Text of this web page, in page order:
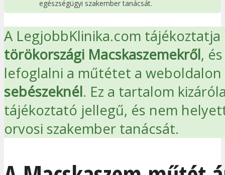
egészségügyi szakember tanácsát.
A LegjobbKlinika.com tájékoztatja
törökországi Macskaszemekről,
lefoglalni a műtétet a weboldalon
sebészeknél. Ez a tartalom
tájékoztató jellegű, és nem
orvosi szakember tanácsát.